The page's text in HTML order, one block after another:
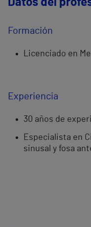
Datos del
Formación
Licenciado en
Experiencia
30 años de
Especialista en
sinusal y fosa